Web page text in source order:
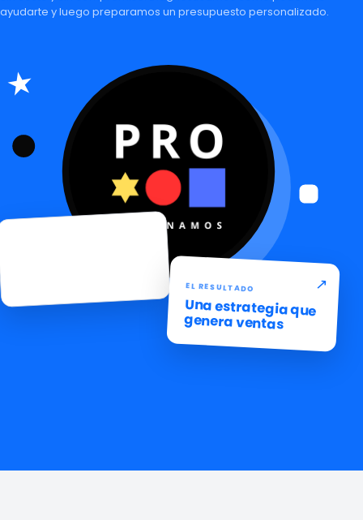
ayudarte y luego preparamos un presupuesto personalizado.
EL RESULTADO
Una estrategia que
genera ventas
↗
★